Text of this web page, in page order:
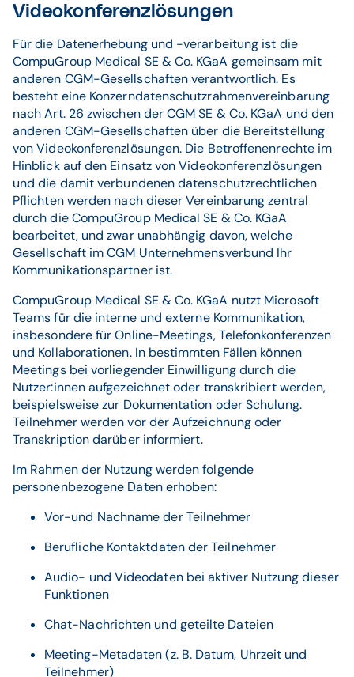
Videokonferenzlösungen
Für die Datenerhebung und -verarbeitung ist die
CompuGroup Medical SE & Co. KGaA gemeinsam mit
anderen CGM-Gesellschaften verantwortlich. Es
besteht eine Konzerndatenschutzrahmenvereinbarung
nach Art. 26 zwischen der CGM SE & Co. KGaA und den
anderen CGM-Gesellschaften über die Bereitstellung
von Videokonferenzlösungen. Die Betroffenenrechte im
Hinblick auf den Einsatz von Videokonferenzlösungen
und die damit verbundenen datenschutzrechtlichen
Pflichten werden nach dieser Vereinbarung zentral
durch die CompuGroup Medical SE & Co. KGaA
bearbeitet, und zwar unabhängig davon, welche
Gesellschaft im CGM Unternehmensverbund Ihr
Kommunikationspartner ist.
CompuGroup Medical SE & Co. KGaA nutzt Microsoft
Teams für die interne und externe Kommunikation,
insbesondere für Online-Meetings, Telefonkonferenzen
und Kollaborationen. In bestimmten Fällen können
Meetings bei vorliegender Einwilligung durch die
Nutzer:innen aufgezeichnet oder transkribiert werden,
beispielsweise zur Dokumentation oder Schulung.
Teilnehmer werden vor der Aufzeichnung oder
Transkription darüber informiert.
Im Rahmen der Nutzung werden folgende
personenbezogene Daten erhoben:
Vor-und Nachname der Teilnehmer
Berufliche Kontaktdaten der Teilnehmer
Audio- und Videodaten bei aktiver Nutzung dieser
Funktionen
Chat-Nachrichten und geteilte Dateien
Meeting-Metadaten (z. B. Datum, Uhrzeit und
Teilnehmer)